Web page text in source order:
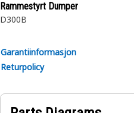
Rammestyrt Dumper
D300B
Garantiinformasjon
Returpolicy